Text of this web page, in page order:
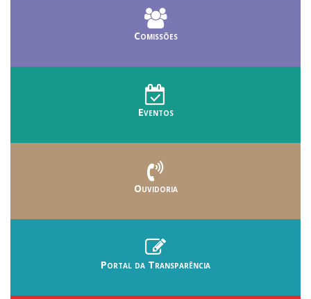
Comissões
Eventos
Ouvidoria
Portal da Transparência